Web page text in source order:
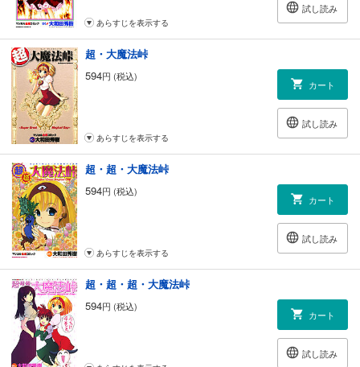
試し読み
あらすじを表示する
超・大魔法峠
594円 (税込)
カート
試し読み
あらすじを表示する
超・超・大魔法峠
594円 (税込)
カート
試し読み
あらすじを表示する
超・超・超・大魔法峠
594円 (税込)
カート
試し読み